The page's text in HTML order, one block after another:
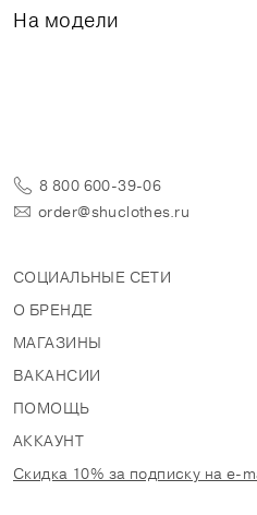
На модели
8 800 600-39-06
order@shuclothes.ru
СОЦИАЛЬНЫЕ СЕТИ
О БРЕНДЕ
МАГАЗИНЫ
ВАКАНСИИ
ПОМОЩЬ
АККАУНТ
Скидка 10% за подписку на e-